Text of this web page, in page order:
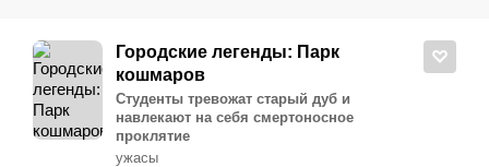
Городские легенды: Парк
кошмаров
Студенты тревожат старый дуб и
навлекают на себя смертоносное
проклятие
ужасы